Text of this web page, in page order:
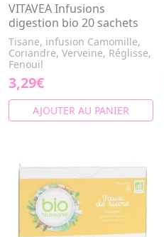
VITAVEA Infusions
digestion bio 20 sachets
Tisane, infusion Camomille,
Coriandre, Verveine, Réglisse,
Fenouil
3,29€
AJOUTER AU PANIER